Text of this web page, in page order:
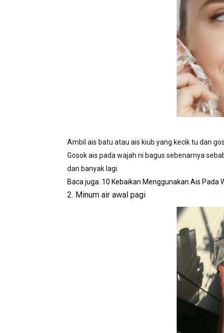
Ambil ais batu atau ais kiub yang kecik tu dan
Gosok ais pada wajah ni bagus sebenarnya
dan banyak lagi.
Baca juga: 10 Kebaikan Menggunakan Ais Pada
2. Minum air awal pagi